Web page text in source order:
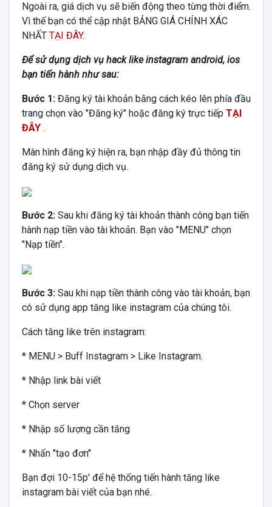
Ngoài ra, giá dịch vụ sẽ biến động theo từng thời điểm.
Vì thế bạn có thể cập nhật BẢNG GIÁ CHÍNH XÁC
NHẤTTẠI ĐÂY.
Để sử dụng dịch vụ hack like instagram android, ios
bạn tiến hành như sau:
Bước 1:Đăng ký tài khoản bằng cách kéo lên phía đầu
trang chọn vào "Đăng ký" hoặc đăng ký trực tiếp TẠI
ĐÂY .
Màn hình đăng ký hiện ra, bạn nhập đầy đủ thông tin
đăng ký sử dụng dịch vụ.
Bước 2:Sau khi đăng ký tài khoản thành công bạn tiến
hành nạp tiền vào tài khoản. Bạn vào "MENU" chọn
"Nạp tiền".
Bước 3: Sau khi nạp tiền thành công vào tài khoản, bạn
có sử dụng app tăng like instagram của chúng tôi.
Cách tăng like trên instagram:
* MENU > Buff Instagram > Like Instagram.
* Nhập link bài viết
* Chọn server
* Nhập số lượng cần tăng
* Nhấn "tạo đơn"
Bạn đợi 10-15p' để hệ thống tiến hành tăng like
instagram bài viết của bạn nhé.